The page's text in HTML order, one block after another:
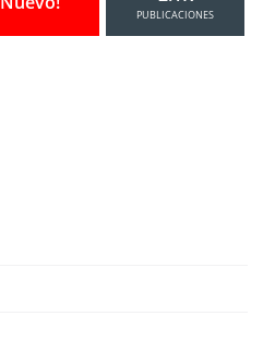
PUBLICACIONES